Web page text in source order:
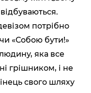
потрібно
«Собою бути!»
яка все
грішником, і не
свого шляху